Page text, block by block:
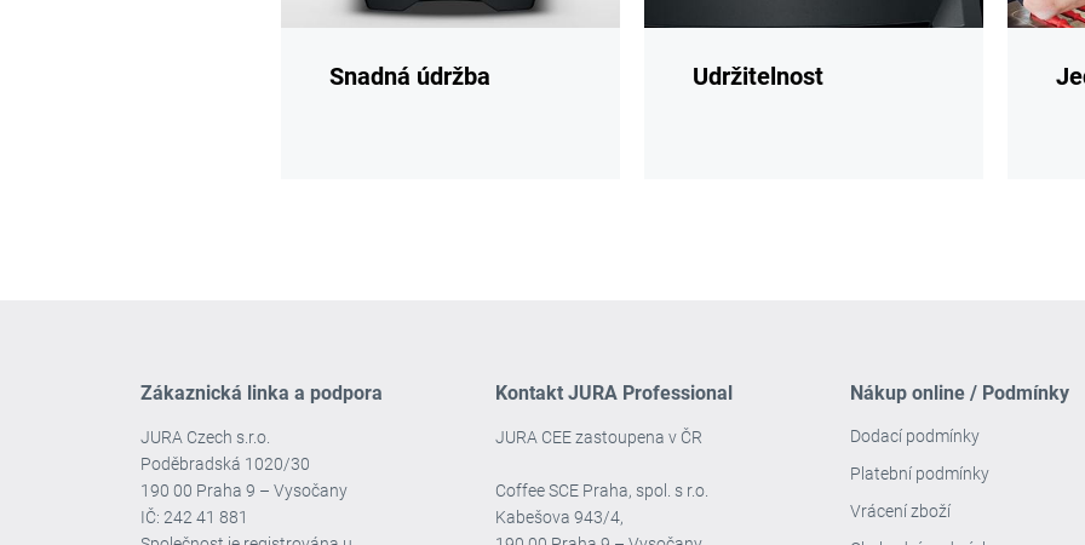
Snadná údržba Udržitelnost
Zákaznická linka a podpora
JURA Czech s.r.o.
Poděbradská 1020/30
190 00 Praha 9 – Vysočany
IČ: 242 41 881
Kontakt JURA Professional
JURA CEE zastoupena v ČR
Coffee SCE Praha, spol. s r.o.
Kabešova 943/4,
Nákup online / Podmínky
Dodací podmínky
Platební podmínky
Vrácení zboží